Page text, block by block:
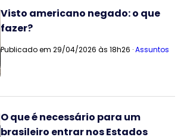
Visto americano negado: o que
fazer?
Publicado em 29/04/2026 às 18h26 ·Assuntos
O que é necessário para um
brasileiro entrar nos Estados